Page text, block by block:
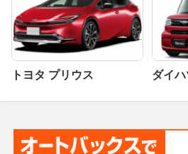
トヨタ プリウス ダイハ